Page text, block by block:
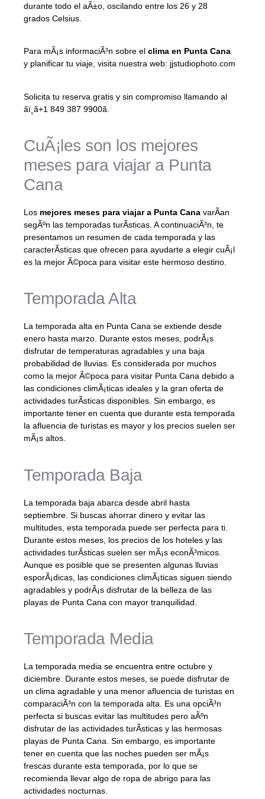
durante todo el aÃ±o, oscilando entre los 26 y 28
grados Celsius.
Para mÃ¡s informaciÃ³n sobre el clima en Punta Cana
y planificar tu viaje, visita nuestra web: jjstudiophoto.com
Solicita tu reserva gratis y sin compromiso llamando al
âï¸ã+1 849 387 9900ã.
CuÃ¡les son los mejores
meses para viajar a Punta
Cana
Los mejores meses para viajar a Punta Cana varÃ­an
segÃºn las temporadas turÃ­sticas. A continuaciÃ³n, te
presentamos un resumen de cada temporada y las
caracterÃ­sticas que ofrecen para ayudarte a elegir cuÃ¡l
es la mejor Ã©poca para visitar este hermoso destino.
Temporada Alta
La temporada alta en Punta Cana se extiende desde
enero hasta marzo. Durante estos meses, podrÃ¡s
disfrutar de temperaturas agradables y una baja
probabilidad de lluvias. Es considerada por muchos
como la mejor Ã©poca para visitar Punta Cana debido a
las condiciones climÃ¡ticas ideales y la gran oferta de
actividades turÃ­sticas disponibles. Sin embargo, es
importante tener en cuenta que durante esta temporada
la afluencia de turistas es mayor y los precios suelen ser
mÃ¡s altos.
Temporada Baja
La temporada baja abarca desde abril hasta
septiembre. Si buscas ahorrar dinero y evitar las
multitudes, esta temporada puede ser perfecta para ti.
Durante estos meses, los precios de los hoteles y las
actividades turÃ­sticas suelen ser mÃ¡s econÃ³micos.
Aunque es posible que se presenten algunas lluvias
esporÃ¡dicas, las condiciones climÃ¡ticas siguen siendo
agradables y podrÃ¡s disfrutar de la belleza de las
playas de Punta Cana con mayor tranquilidad.
Temporada Media
La temporada media se encuentra entre octubre y
diciembre. Durante estos meses, se puede disfrutar de
un clima agradable y una menor afluencia de turistas en
comparaciÃ³n con la temporada alta. Es una opciÃ³n
perfecta si buscas evitar las multitudes pero aÃºn
disfrutar de las actividades turÃ­sticas y las hermosas
playas de Punta Cana. Sin embargo, es importante
tener en cuenta que las noches pueden ser mÃ¡s
frescas durante esta temporada, por lo que se
recomienda llevar algo de ropa de abrigo para las
actividades nocturnas.